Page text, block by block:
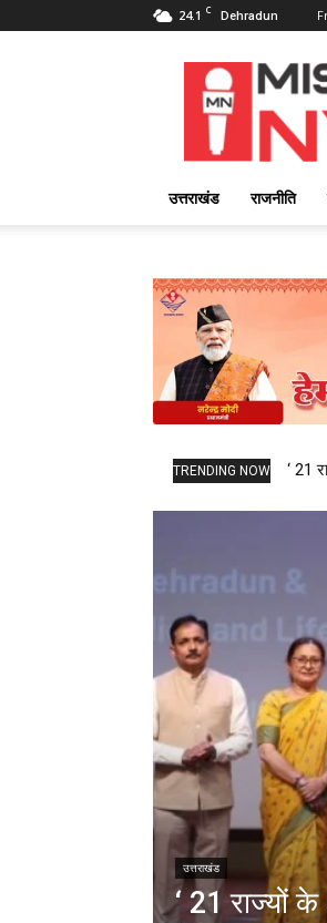
24.1 C Dehradun
उत्तराखंड राजनीति
TRENDING NOW ‘ 21
उत्तराखंड
‘ 21 राज्यों